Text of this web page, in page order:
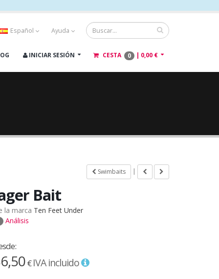
Español Ayuda
INICIAR SESIÓN CESTA 0 | 0,00 €
Swimbaits |
Bait
la marca Ten Feet Under
Análisis
€IVA incluido